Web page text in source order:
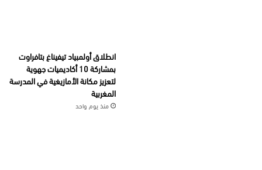
انطلاق أولمبياد تيفيناغ بتافراوت
بمشاركة 10 أكاديميات جهوية
لتعزيز مكانة الأمازيغية في المدرسة
المغربية
منذ يوم واحد